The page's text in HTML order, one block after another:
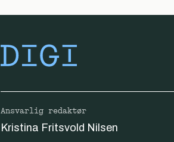
Ansvarlig redaktør
Kristina Fritsvold Nilsen